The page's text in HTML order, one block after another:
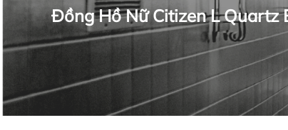
Đồng Hồ Nữ Citizen L Quartz